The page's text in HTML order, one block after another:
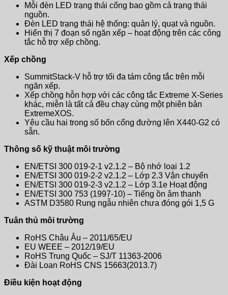
Mỗi đèn LED trạng thái cổng bao gồm cả trạng thái
nguồn.
Đèn LED trạng thái hệ thống: quản lý, quạt và nguồn.
Hiển thị 7 đoạn số ngăn xếp – hoạt động trên các công
tắc hỗ trợ xếp chồng.
Xếp chồng
SummitStack-V hỗ trợ tối đa tám công tắc trên mỗi
ngăn xếp.
Xếp chồng hỗn hợp với các công tắc Extreme X-Series
khác, miễn là tất cả đều chạy cùng một phiên bản
ExtremeXOS.
Yêu cầu hai trong số bốn cổng đường lên X440-G2 có
sẵn.
Thông số kỹ thuật môi trường
EN/ETSI 300 019-2-1 v2.1.2 – Bộ nhớ loại 1.2
EN/ETSI 300 019-2-2 v2.1.2 – Lớp 2.3 Vận chuyển
EN/ETSI 300 019-2-3 v2.1.2 – Lớp 3.1e Hoạt động
EN/ETSI 300 753 (1997-10) – Tiếng ồn âm thanh
ASTM D3580 Rung ngẫu nhiên chưa đóng gói 1,5 G
Tuân thủ môi trường
RoHS Châu Âu – 2011/65/EU
EU WEEE – 2012/19/EU
RoHS Trung Quốc – SJ/T 11363-2006
Đài Loan RoHS CNS 15663(2013.7)
Điều kiện hoạt động